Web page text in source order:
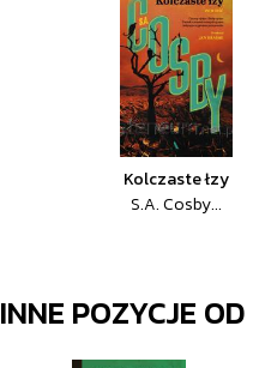
Kolczaste łzy
S.A. Cosby...
INNE POZYCJE OD